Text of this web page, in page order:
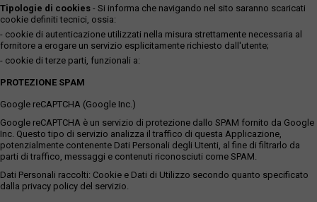
Tipologie di cookies - Si informa che navigando nel sito saranno scaricati
cookie definiti tecnici, ossia:
- cookie di autenticazione utilizzati nella misura strettamente necessaria al
fornitore a erogare un servizio esplicitamente richiesto dall'utente;
- cookie di terze parti, funzionali a:
PROTEZIONE SPAM
Google reCAPTCHA (Google Inc.)
Google reCAPTCHA è un servizio di protezione dallo SPAM fornito da Google
Inc. Questo tipo di servizio analizza il traffico di questa Applicazione,
potenzialmente contenente Dati Personali degli Utenti, al fine di filtrarlo da
parti di traffico, messaggi e contenuti riconosciuti come SPAM.
Dati Personali raccolti: Cookie e Dati di Utilizzo secondo quanto specificato
dalla privacy policy del servizio.